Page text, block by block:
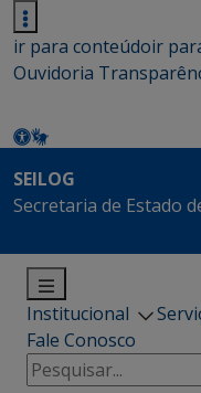
ir para conteúdoir
Ouvidoria
SEILOG
Secretaria de Estado
Institucional
Fale Conosco
Pesquisar